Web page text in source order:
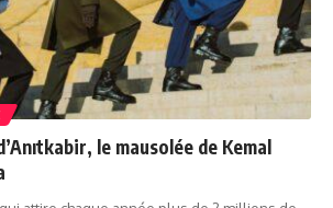
le mausolée de Kemal